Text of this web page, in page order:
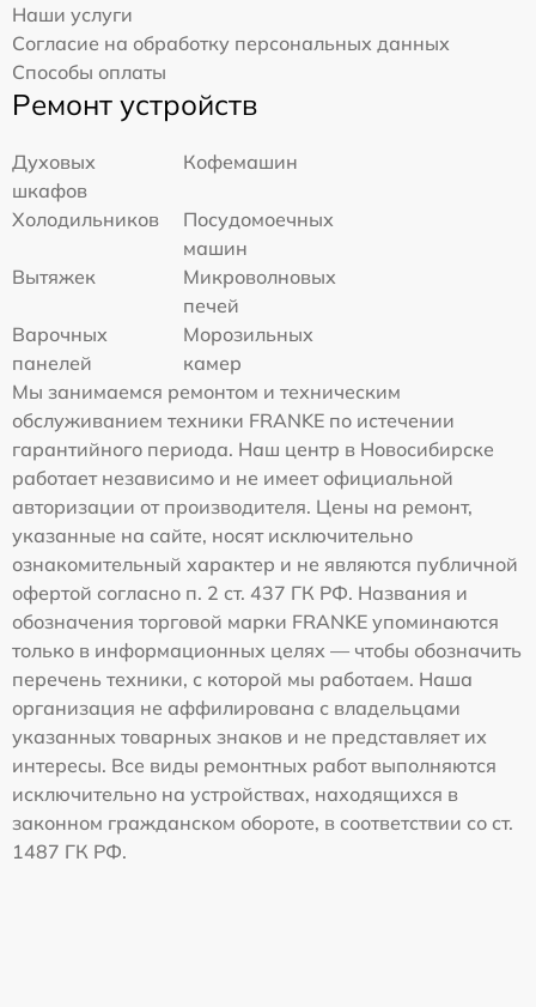
Наши услуги
Согласие на обработку персональных данных
Способы оплаты
Ремонт устройств
Духовых
шкафов
Кофемашин
Холодильников
Посудомоечных
машин
Вытяжек
Микроволновых
печей
Варочных
панелей
Морозильных
камер
Мы занимаемся ремонтом и техническим
обслуживанием техники FRANKE по истечении
гарантийного периода. Наш центр в Новосибирске
работает независимо и не имеет официальной
авторизации от производителя. Цены на ремонт,
указанные на сайте, носят исключительно
ознакомительный характер и не являются публичной
офертой согласно п. 2 ст. 437 ГК РФ. Названия и
обозначения торговой марки FRANKE упоминаются
только в информационных целях — чтобы обозначить
перечень техники, с которой мы работаем. Наша
организация не аффилирована с владельцами
указанных товарных знаков и не представляет их
интересы. Все виды ремонтных работ выполняются
исключительно на устройствах, находящихся в
законном гражданском обороте, в соответствии со ст.
1487 ГК РФ.